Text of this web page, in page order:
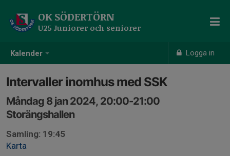
Kalender Logga in
OK SÖDERTÖRN
U25 Juniorer och seniorer
Intervaller inomhus med SSK
Måndag 8 jan 2024, 20:00-21:00
Storängshallen
Samling: 19:45
Karta